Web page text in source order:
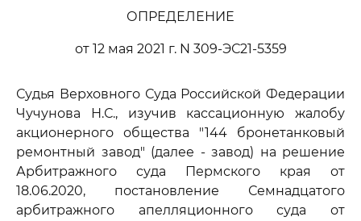
ОПРЕДЕЛЕНИЕ
от 12 мая 2021 г. N 309-ЭС21-5359
Судья Верховного Суда Российской Федерации
Чучунова Н.С., изучив кассационную жалобу
акционерного общества "144 бронетанковый
ремонтный завод" (далее - завод) на решение
Арбитражного суда Пермского края от
18.06.2020, постановление Семнадцатого
арбитражного апелляционного суда от